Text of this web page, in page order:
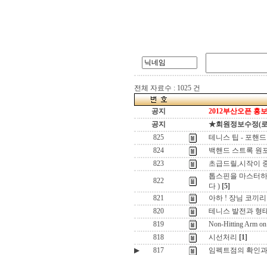
전체 자료수 : 1025 건
공지
2012부산오픈 홍
공지
★회원정보수정(
825
테니스 팁 - 포핸드
824
백핸드 스트록 원
823
초급드릴,시작이
822
톱스핀을 마스터
다 ) [5]
821
아하 ! 장님 코끼
820
테니스 발전과 형
819
Non-Hitting Arm on
818
시선처리
[1]
▶
817
임펙트점의 확인